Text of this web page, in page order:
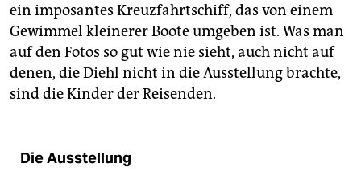
ein imposantes Kreuzfahrtschiff, das von einem
Gewimmel kleinerer Boote umgeben ist. Was man
auf den Fotos so gut wie nie sieht, auch nicht auf
denen, die Diehl nicht in die Ausstellung brachte,
sind die Kinder der Reisenden.
Die Ausstellung